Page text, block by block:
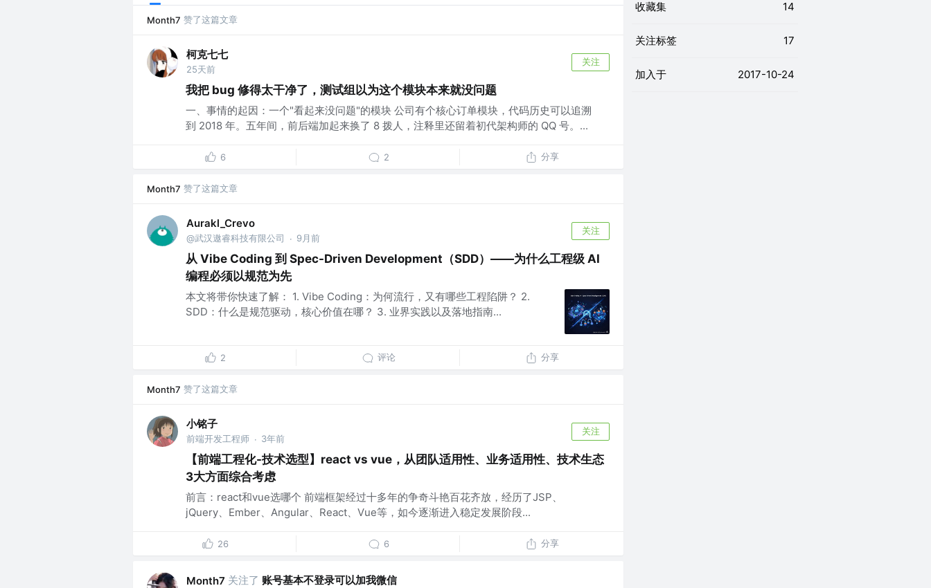
Month7 赞了这篇文章
柯克七七
25天前
关注
我把 bug 修得太干净了，测试组以为这个模块本来就没问题
一、事情的起因：一个"看起来没问题"的模块 公司有个核心订单模块，代码历史可以追溯
到 2018 年。五年间，前后端加起来换了 8 拨人，注释里还留着初代架构师的 QQ 号。...
6 2 分享
Month7 赞了这篇文章
Aurakl_Crevo
@武汉遨睿科技有限公司 · 9月前
关注
从 Vibe Coding 到 Spec-Driven Development（SDD）——为什么工程级 AI
编程必须以规范为先
本文将带你快速了解： 1. Vibe Coding：为何流行，又有哪些工程陷阱？ 2.
SDD：什么是规范驱动，核心价值在哪？ 3. 业界实践以及落地指南...
2 评论 分享
Month7 赞了这篇文章
小铭子
前端开发工程师 · 3年前
关注
【前端工程化-技术选型】react vs vue，从团队适用性、业务适用性、技术生态
3大方面综合考虑
前言：react和vue选哪个 前端框架经过十多年的争奇斗艳百花齐放，经历了JSP、
jQuery、Ember、Angular、React、Vue等，如今逐渐进入稳定发展阶段...
26 6 分享
Month7 关注了 账号基本不登录可以加我微信
收藏集 14
关注标签 17
加入于 2017-10-24